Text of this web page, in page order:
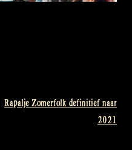
Rapalje Zomerfolk definitief naar
2021